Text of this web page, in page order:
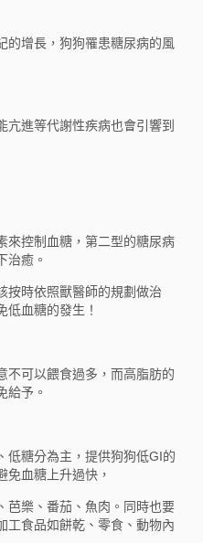
的增長，狗狗罹患糖尿病的風
亢進等代謝性疾病也會引響到
來控制血糖，第二型的糖尿病
治癒。
按時依照獸醫師的規劃做治
低血糖的發生！
不可以餵食過多，而高脂肪的
給予。
低糖分為主，提供狗狗低GI的
免血糖上升過快，
芭樂、番茄、魚肉。同時也要
工食品如餅乾、零食、動物內